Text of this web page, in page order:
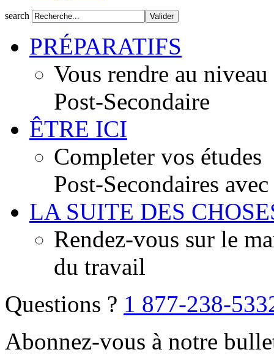
search
PRÉPARATIFS
Vous rendre au niveau
Post-Secondaire
ÊTRE ICI
Completer vos études
Post-Secondaires avec
LA SUITE DES
Rendez-vous sur le
du travail
Questions ? 1 877-238-
Abonnez-vous à notre